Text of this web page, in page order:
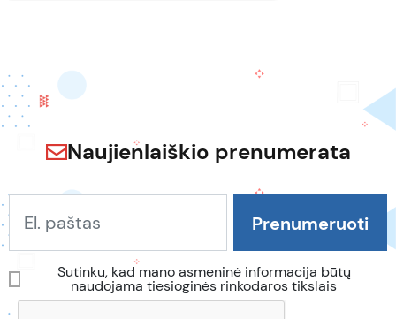
Naujienlaiškio prenumerata
Sutinku, kad mano asmeninė informacija būtų
naudojama tiesioginės rinkodaros tikslais